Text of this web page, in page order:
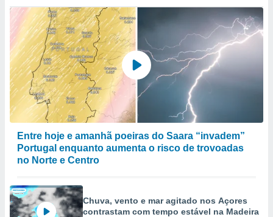
Entre hoje e amanhã poeiras do Saara “invadem”
Portugal enquanto aumenta o risco de trovoadas
no Norte e Centro
Chuva, vento e mar agitado nos Açores
contrastam com tempo estável na Madeira